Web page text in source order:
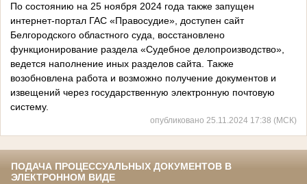
По состоянию на 25 ноября 2024 года также запущен
интернет-портал ГАС «Правосудие», доступен сайт
Белгородского областного суда, восстановлено
функционирование раздела «Судебное делопроизводство»,
ведется наполнение иных разделов сайта. Также
возобновлена работа и возможно получение документов и
извещений через государственную электронную почтовую
систему.
опубликовано 25.11.2024 17:38 (МСК)
ПОДАЧА ПРОЦЕССУАЛЬНЫХ ДОКУМЕНТОВ В
ЭЛЕКТРОННОМ ВИДЕ